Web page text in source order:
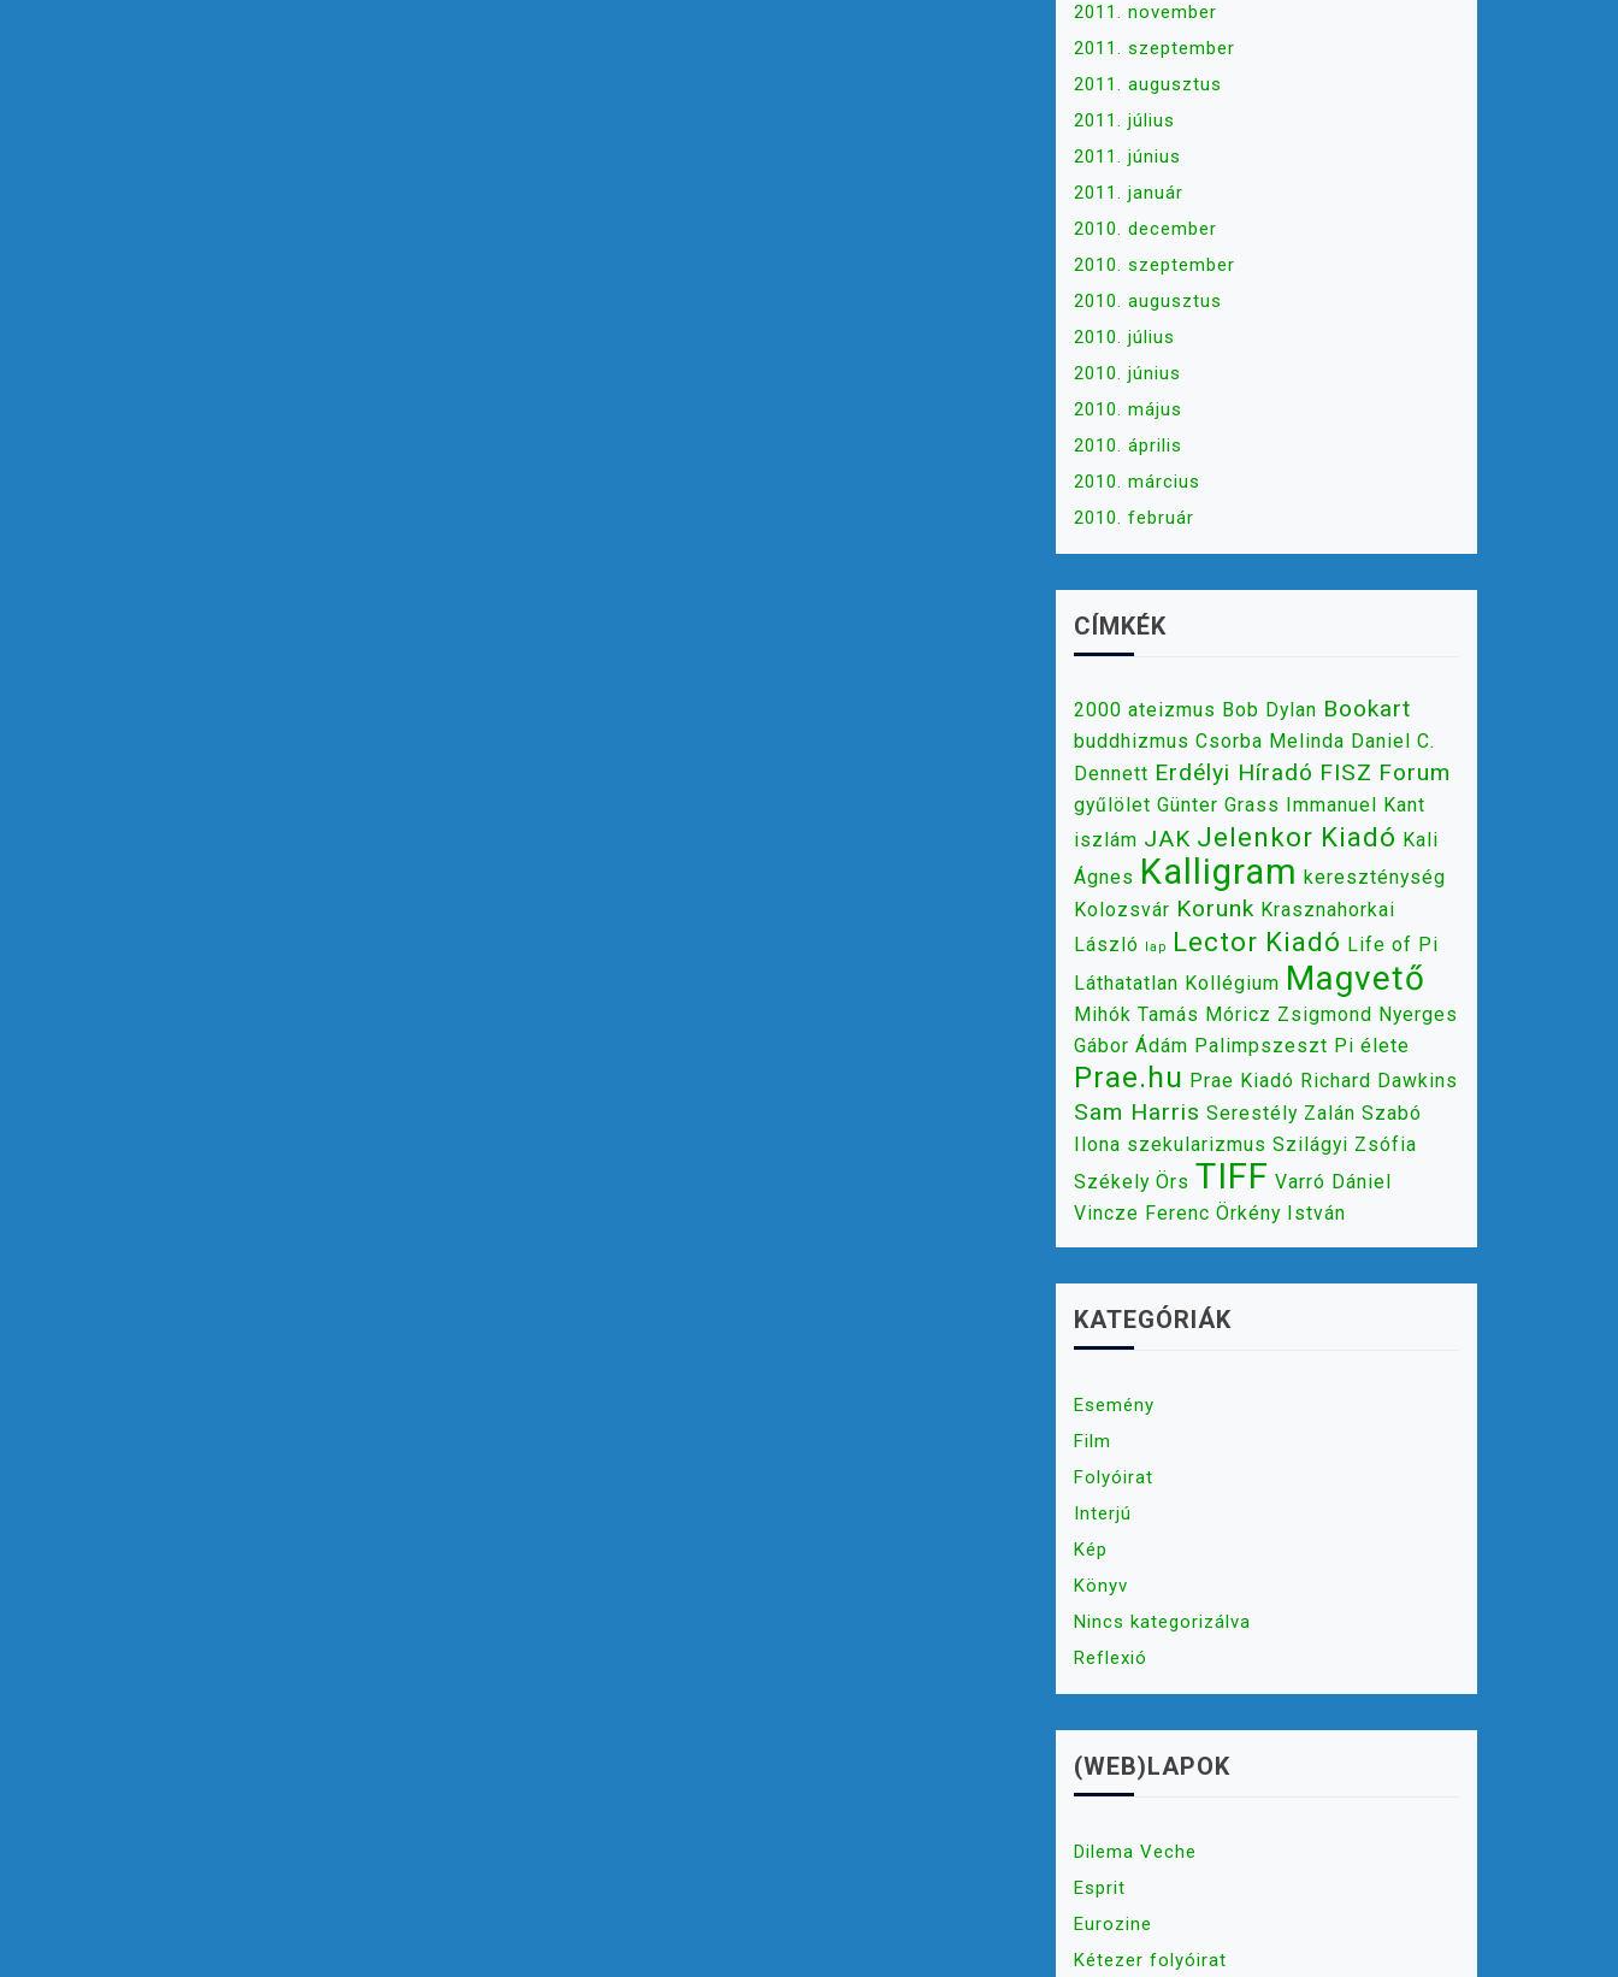
2011. november
2011. szeptember
2011. augusztus
2011. július
2011. június
2011. január
2010. december
2010. szeptember
2010. augusztus
2010. július
2010. június
2010. május
2010. április
2010. március
2010. február
CÍMKÉK
2000 ateizmus Bob Dylan Bookart
buddhizmus Csorba Melinda Daniel C.
Dennett Erdélyi Híradó FISZ Forum
gyűlölet Günter Grass Immanuel Kant
iszlám JAK Jelenkor Kiadó Kali
Ágnes Kalligram kereszténység
Kolozsvár Korunk Krasznahorkai
László lap Lector Kiadó Life of Pi
Láthatatlan Kollégium Magvető
Mihók Tamás Móricz Zsigmond Nyerges
Gábor Ádám Palimpszeszt Pi élete
Prae.hu Prae Kiadó Richard Dawkins
Sam Harris Serestély Zalán Szabó
Ilona szekularizmus Szilágyi Zsófia
Székely Örs TIFF Varró Dániel
Vincze Ferenc Örkény István
KATEGÓRIÁK
Esemény
Film
Folyóirat
Interjú
Kép
Könyv
Nincs kategorizálva
Reflexió
(WEB)LAPOK
Dilema Veche
Esprit
Eurozine
Kétezer folyóirat